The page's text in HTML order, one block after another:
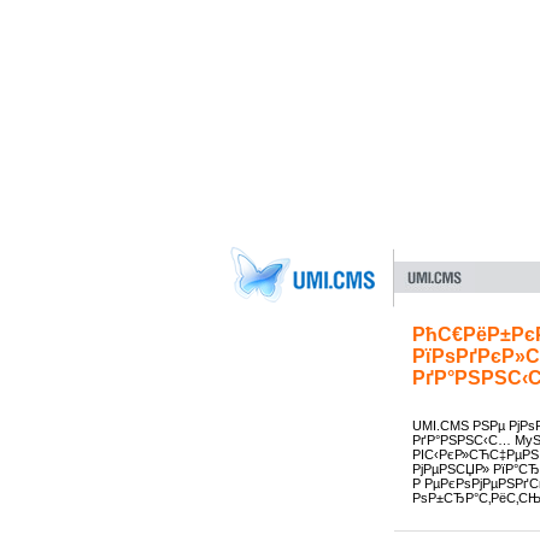
UMI.CMS РЅРµ
РґР°РЅРЅС‹С…
РјРµРЅСЏР»
Р